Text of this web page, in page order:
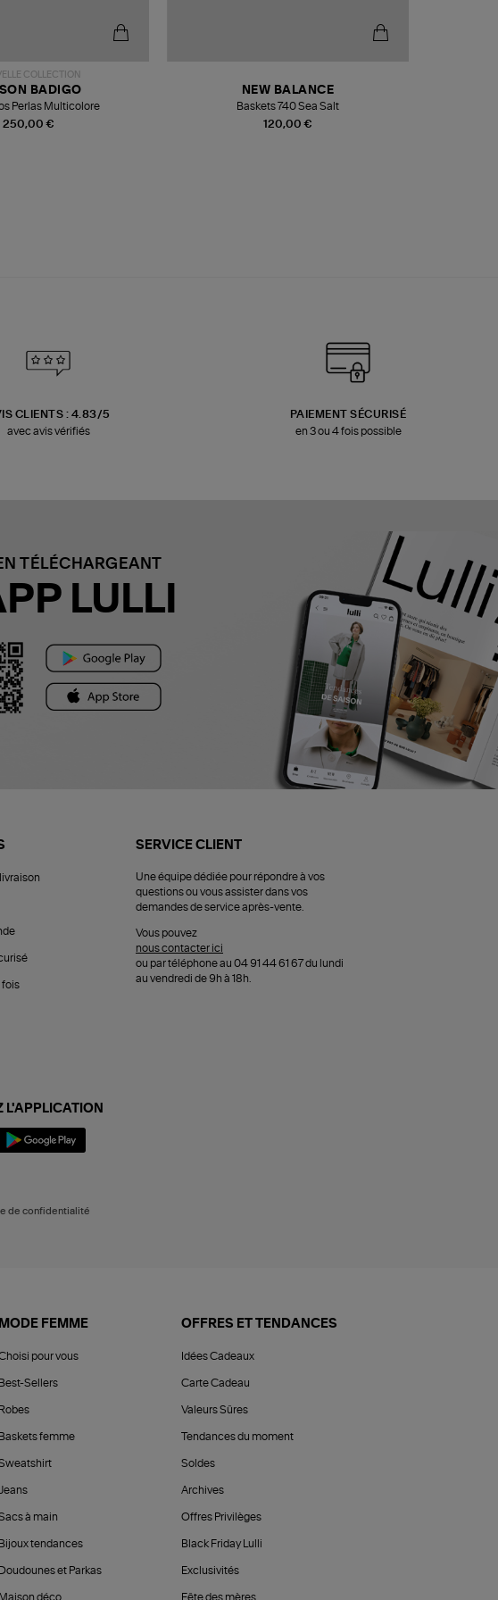
COLLECTION
250,00 €
BADIGO
Perlas Multicolore
120,00 €
NEW BALANCE
Baskets 740 Sea Salt
CLIENTS : 4.83/5
avec avis vérifiés
PAIEMENT SÉCURISÉ
en 3 ou 4 fois possible
TÉLÉCHARGEANT
LULLI
fois
SERVICE CLIENT
Une équipe dédiée pour répondre à vos
questions ou vous assister dans vos
demandes de service après-vente.
Vous pouvez
nous contacter ici
ou par téléphone au 04 91 44 61 67 du lundi
au vendredi de 9h à 18h.
L'APPLICATION
de confidentialité
MODE FEMME
pour vous
Best-Sellers
Robes
Baskets femme
à main
Bijoux tendances
Doudounes et Parkas
Maison déco
OFFRES ET TENDANCES
Idées Cadeaux
Carte Cadeau
Valeurs Sûres
Tendances du moment
Soldes
Archives
Offres Privilèges
Black Friday Lulli
Exclusivités
Fête des mères